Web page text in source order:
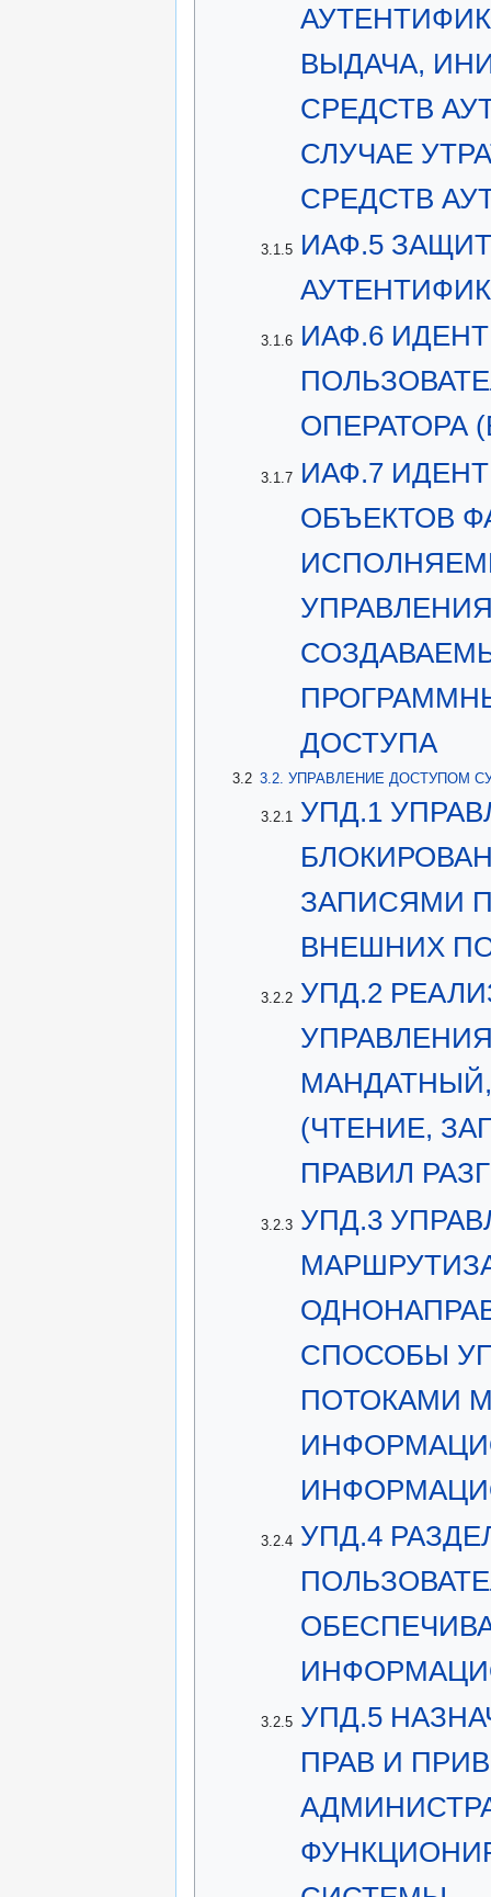
ВЫДАЧА,
СРЕДСТВ
СЛУЧАЕ
СРЕДСТВ
3.1.5 ИАФ.5
3.1.6 ИАФ.6
ОПЕРАТОРА
3.1.7 ИАФ.7
ОБЪЕКТОВ
ДОСТУПА
3.2 3.2. УПРАВЛЕНИЕ ДОСТУПОМ
3.2.1 УПД.1
ЗАПИСЯМИ
ВНЕШНИХ
3.2.2 УПД.2
(ЧТЕНИЕ,
ПРАВИЛ
3.2.3 УПД.3
СПОСОБЫ
ПОТОКАМИ
3.2.4 УПД.4
3.2.5 УПД.5
ПРАВ И